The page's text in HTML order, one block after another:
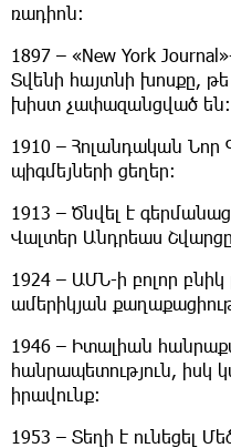
ռադիոն։
1897 – «New York
Տվենի հայտնի խոսքը,
խիստ չափազանցված են։
1910 – Հոլանդական Նոր
պիգմեյների ցեղեր։
1913 – Ծնվել է
Վալտեր Անդրեաս
1924 – ԱՄՆ-ի բոլոր
ամերիկյան
1946 – Իտալիան
հանրապետություն, իսկ
իրավունք։
1953 – Տեղի է ունեցել